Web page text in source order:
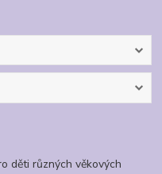
děti různých věkových